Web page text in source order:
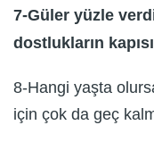
7-Güler yüzle
dostlukların
8-Hangi yaşta
için çok da geç